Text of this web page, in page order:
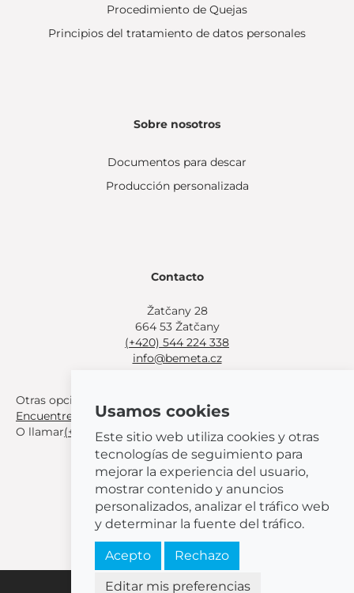
Procedimiento de Quejas
Principios del tratamiento de datos personales
Sobre nosotros
Documentos para descar
Producción personalizada
Contacto
Žatčany 28
664 53 Žatčany
(+420) 544 224 338
info@bemeta.cz
Otras opciones de compra:
Encuentre un distribuidor cerca de usted
O llamar(+420) 544 224 338.
© 2026 BEMETA
Usamos cookies
Este sitio web utiliza cookies y otras
tecnologías de seguimiento para
mejorar la experiencia del usuario,
mostrar contenido y anuncios
personalizados, analizar el tráfico web
y determinar la fuente del tráfico.
Acepto Rechazo
Editar mis preferencias